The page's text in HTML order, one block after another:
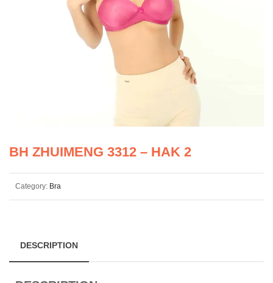
BH ZHUIMENG 3312 – HAK 2
Category: Bra
DESCRIPTION